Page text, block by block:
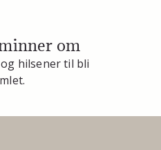
om
hilsener til bli